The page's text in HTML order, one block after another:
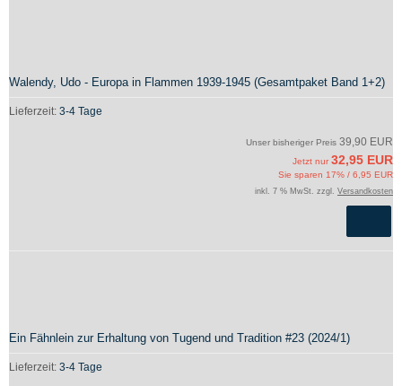
Walendy, Udo - Europa in Flammen 1939-1945 (Gesamtpaket Band 1+2)
Lieferzeit: 3-4 Tage
Unser bisheriger Preis 39,90 EUR
Jetzt nur 32,95 EUR
Sie sparen 17% / 6,95 EUR
inkl. 7 % MwSt. zzgl. Versandkosten
Ein Fähnlein zur Erhaltung von Tugend und Tradition #23 (2024/1)
Lieferzeit: 3-4 Tage